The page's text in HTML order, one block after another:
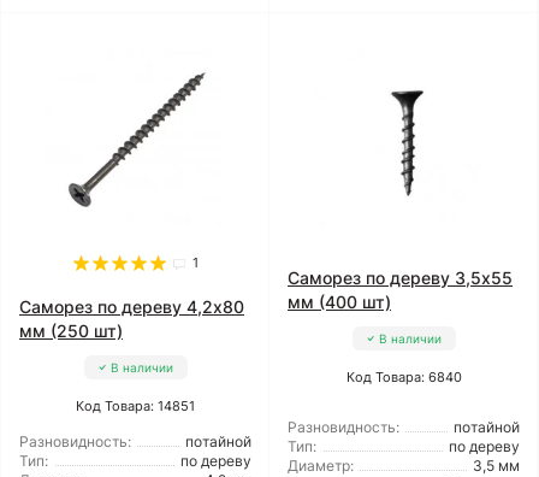
1
Саморез по дереву 4,2x80
мм (250 шт)
В наличии
Код Товара: 14851
Разновидность:
потайной
Тип:
по дереву
Саморез по дереву 3,5x55
мм (400 шт)
В наличии
Код Товара: 6840
Разновидность:
потайной
Тип:
по дереву
Диаметр:
3,5 мм